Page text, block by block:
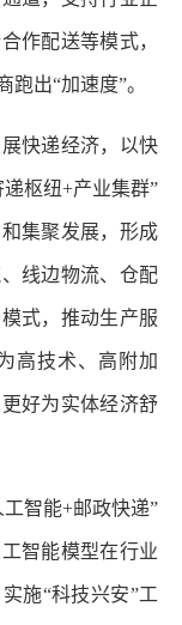
作配送等模式，
出“加速度”。
快递经济，以快
枢纽+产业集群”
集聚发展，形成
线边物流、仓配
式，推动生产服
高技术、高附加
好为实体经济舒
智能+邮政快递”
智能模型在行业
施“科技兴安”工